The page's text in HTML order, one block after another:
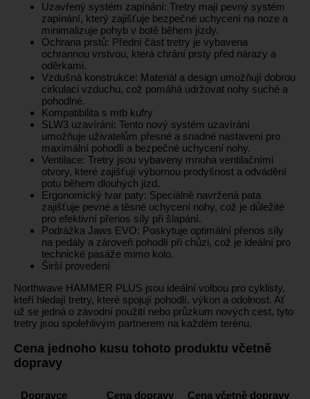
Uzavřený systém zapínání: Tretry mají pevný systém
zapínání, který zajišťuje bezpečné uchycení na noze a
minimalizuje pohyb v botě během jízdy.
Ochrana prstů: Přední část tretry je vybavena
ochrannou vrstvou, která chrání prsty před nárazy a
oděrkami.
Vzdušná konstrukce: Materiál a design umožňují dobrou
cirkulaci vzduchu, což pomáhá udržovat nohy suché a
pohodlné.
Kompatibilita s mtb kufry
SLW3 uzavírání: Tento nový systém uzavírání
umožňuje uživatelům přesné a snadné nastavení pro
maximální pohodlí a bezpečné uchycení nohy.
Ventilace: Tretry jsou vybaveny mnoha ventilačními
otvory, které zajišťují výbornou prodyšnost a odvádění
potu během dlouhých jízd.
Ergonomický tvar paty: Speciálně navržená pata
zajišťuje pevné a těsné uchycení nohy, což je důležité
pro efektivní přenos síly při šlapání.
Podrážka Jaws EVO: Poskytuje optimální přenos síly
na pedály a zároveň pohodlí při chůzi, což je ideální pro
technické pasáže mimo kolo.
Širší provedení
Northwave HAMMER PLUS jsou ideální volbou pro cyklisty,
kteří hledají tretry, které spojují pohodlí, výkon a odolnost. Ať
už se jedná o závodní použití nebo průzkum nových cest, tyto
tretry jsou spolehlivým partnerem na každém terénu.
Cena jednoho kusu tohoto produktu včetně
dopravy
Dopravce Cena dopravy Cena včetně dopravy